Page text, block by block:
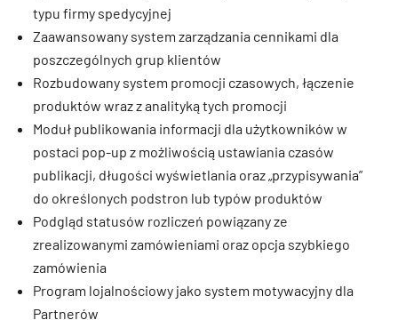
typu firmy spedycyjnej
Zaawansowany system zarządzania cennikami dla
poszczególnych grup klientów
Rozbudowany system promocji czasowych, łączenie
produktów wraz z analityką tych promocji
Moduł publikowania informacji dla użytkowników w
postaci pop-up z możliwością ustawiania czasów
publikacji, długości wyświetlania oraz „przypisywania”
do określonych podstron lub typów produktów
Podgląd statusów rozliczeń powiązany ze
zrealizowanymi zamówieniami oraz opcja szybkiego
zamówienia
Program lojalnościowy jako system motywacyjny dla
Partnerów